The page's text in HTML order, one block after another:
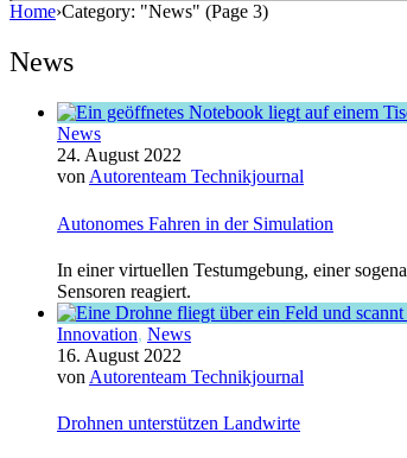
Home›Category: "News" (Page 3)
News
News
24. August 2022
von Autorenteam Technikjournal
Autonomes Fahren in der Simulation
In einer virtuellen Testumgebung, einer
Sensoren reagiert.
Innovation, News
16. August 2022
von Autorenteam Technikjournal
Drohnen unterstützen Landwirte